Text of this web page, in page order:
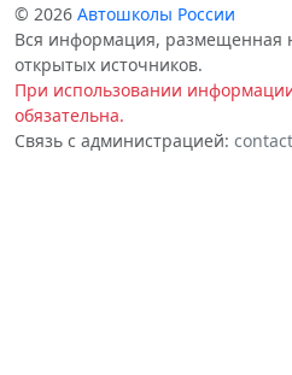
© 2026 Автошколы России
Вся информация, размещенная
открытых источников.
При использовании
обязательна.
Связь с администрацией: